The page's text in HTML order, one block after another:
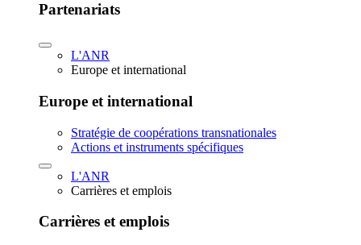
Partenariats
L'ANR
Europe et international
Europe et international
Stratégie de coopérations transnationales
Actions et instruments spécifiques
L'ANR
Carrières et emplois
Carrières et emplois